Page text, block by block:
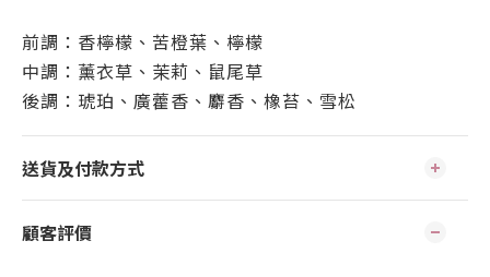
前調：香檸檬、苦橙葉、檸檬
中調：薰衣草、茉莉、鼠尾草
後調：琥珀、廣藿香、麝香、橡苔、雪松
送貨及付款方式
顧客評價